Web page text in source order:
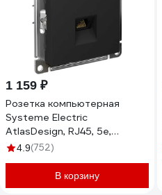
1 159 ₽
Розетка компьютерная
Systeme Electric
AtlasDesign, RJ45, 5e,
механизм, Карбон
4.9(752)
В корзину